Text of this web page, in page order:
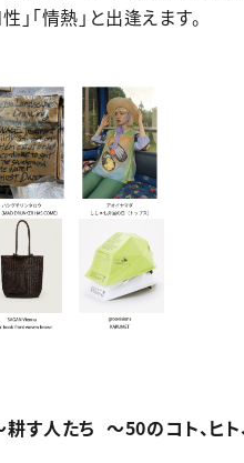
」「情熱」と出逢えます。​
人たち 〜50のコト、ヒト